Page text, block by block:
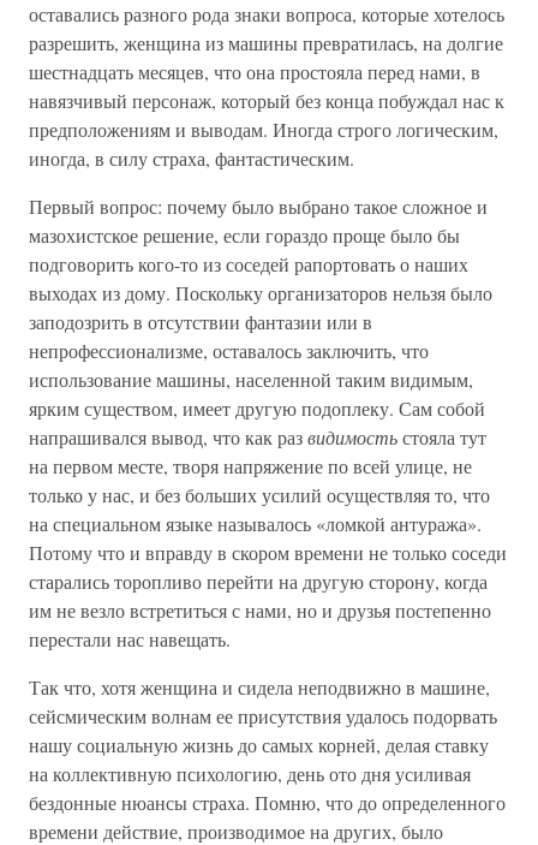
оставались разного рода знаки вопроса, которые хотелось
разрешить, женщина из машины превратилась, на долгие
шестнадцать месяцев, что она простояла перед нами, в
навязчивый персонаж, который без конца побуждал нас к
предположениям и выводам. Иногда строго логическим,
иногда, в силу страха, фантастическим.
Первый вопрос: почему было выбрано такое сложное и
мазохистское решение, если гораздо проще было бы
подговорить кого-то из соседей рапортовать о наших
выходах из дому. Поскольку организаторов нельзя было
заподозрить в отсутствии фантазии или в
непрофессионализме, оставалось заключить, что
использование машины, населенной таким видимым,
ярким существом, имеет другую подоплеку. Сам собой
напрашивался вывод, что как развидимостьстояла тут
на первом месте, творя напряжение по всей улице, не
только у нас, и без больших усилий осуществляя то, что
на специальном языке называлось «ломкой антуража».
Потому что и вправду в скором времени не только соседи
старались торопливо перейти на другую сторону, когда
им не везло встретиться с нами, но и друзья постепенно
перестали нас навещать.
Так что, хотя женщина и сидела неподвижно в машине,
сейсмическим волнам ее присутствия удалось подорвать
нашу социальную жизнь до самых корней, делая ставку
на коллективную психологию, день ото дня усиливая
бездонные нюансы страха. Помню, что до определенного
времени действие, производимое на других, было